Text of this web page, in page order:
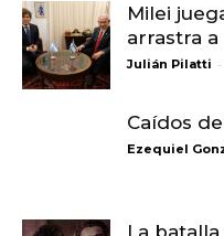
Milei
arrastra
Julián Pilatti -
Caídos
Ezequiel
La